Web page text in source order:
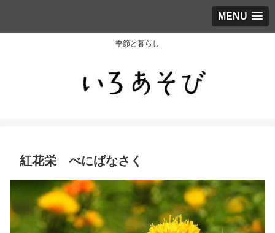
MENU
季節と暮らし
紅花栄 べにばなさく